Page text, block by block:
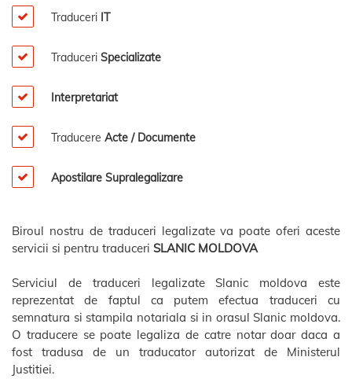
Traduceri IT
Traduceri Specializate
Interpretariat
Traducere Acte / Documente
Apostilare Supralegalizare
Biroul nostru de traduceri legalizate va poate oferi aceste
servicii si pentru traduceri SLANIC MOLDOVA
Serviciul de traduceri legalizate Slanic moldova este
reprezentat de faptul ca putem efectua traduceri cu
semnatura si stampila notariala si in orasul Slanic moldova.
O traducere se poate legaliza de catre notar doar daca a
fost tradusa de un traducator autorizat de Ministerul
Justitiei.